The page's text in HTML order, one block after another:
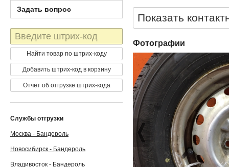
Показать
Фотографии
Задать вопрос
Штрих-
код
Найти товар по штрих-коду
Добавить штрих-код в корзину
Отчет об отгрузке штрих-кода
Службы отгрузки
Москва - Бандероль
Новосибирск - Бандероль
Владивосток - Бандероль